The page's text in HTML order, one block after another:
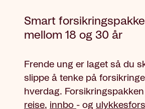
Smart
mellom 18 og 30 år
Frende ung er laget så du
slippe å tenke på
hverdag.
reise, innbo - og